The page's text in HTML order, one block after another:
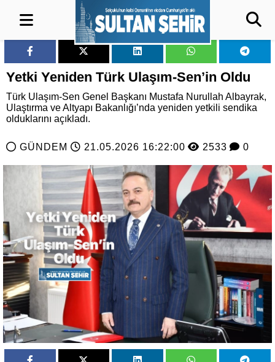
Yetki Yeniden Türk Ulaşım-Sen’in Oldu
Türk Ulaşım-Sen Genel Başkanı Mustafa Nurullah Albayrak,
Ulaştırma ve Altyapı Bakanlığı’nda yeniden yetkili sendika
olduklarını açıkladı.
GÜNDEM 21.05.2026 16:22:00 2533 0